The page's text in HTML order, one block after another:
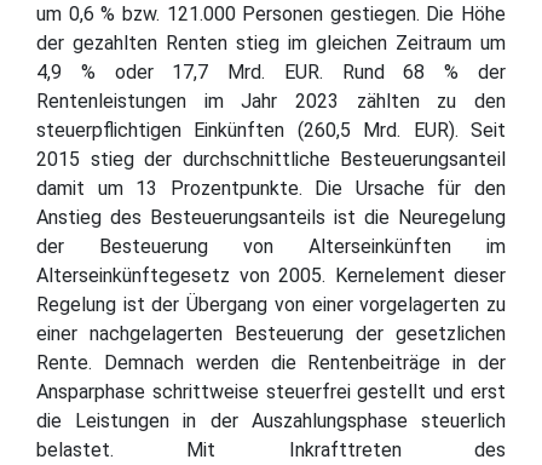
um 0,6 % bzw. 121.000 Personen gestiegen. Die Höhe
der gezahlten Renten stieg im gleichen Zeitraum um
4,9 % oder 17,7 Mrd. EUR. Rund 68 % der
Rentenleistungen im Jahr 2023 zählten zu den
steuerpflichtigen Einkünften (260,5 Mrd. EUR). Seit
2015 stieg der durchschnittliche Besteuerungsanteil
damit um 13 Prozentpunkte. Die Ursache für den
Anstieg des Besteuerungsanteils ist die Neuregelung
der Besteuerung von Alterseinkünften im
Alterseinkünftegesetz von 2005. Kernelement dieser
Regelung ist der Übergang von einer vorgelagerten zu
einer nachgelagerten Besteuerung der gesetzlichen
Rente. Demnach werden die Rentenbeiträge in der
Ansparphase schrittweise steuerfrei gestellt und erst
die Leistungen in der Auszahlungsphase steuerlich
belastet. Mit Inkrafttreten des